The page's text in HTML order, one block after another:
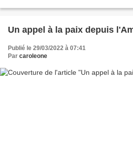
Un appel à la paix depuis
Publié le 29/03/2022 à 07:41
Par caroleone